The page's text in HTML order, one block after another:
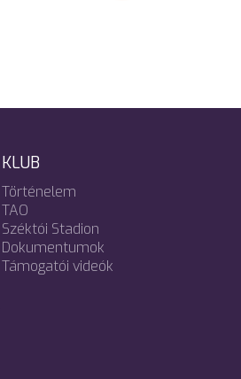
KLUB
Történelem
TAO
Széktói Stadion
Dokumentumok
Támogatói videók